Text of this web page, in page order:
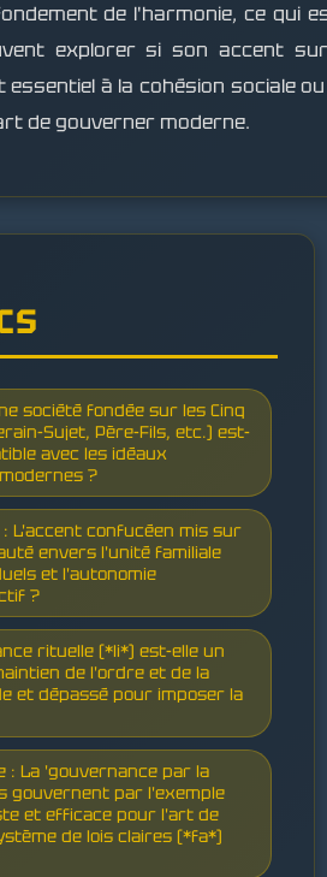
de l'harmonie, ce
explorer si son accent
essentiel à la cohésion sociale
de gouverner moderne.
société fondée sur les Cinq
Sujet, Père-Fils, etc.) est-
avec les idéaux
?
L'accent confucéen mis sur
envers l'unité familiale
et l'autonomie
?
rituelle (*li*) est-elle un
de l'ordre et de la
et dépassé pour imposer la
: La 'gouvernance par la
gouvernent par l'exemple
et efficace pour l'art de
de lois claires (*fa*)